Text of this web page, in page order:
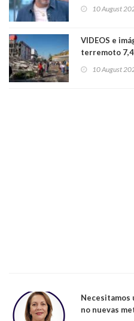
a motociclista
10 August
VIDEOS e
terremoto
no se
10 August
Necesitamos
no nuevas